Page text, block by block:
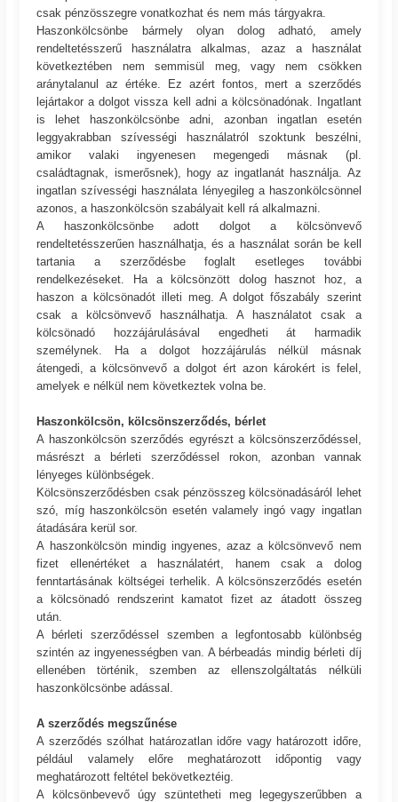
csak pénzösszegre vonatkozhat és nem más tárgyakra.
Haszonkölcsönbe bármely olyan dolog adható, amely
rendeltetésszerű használatra alkalmas, azaz a használat
következtében nem semmisül meg, vagy nem csökken
aránytalanul az értéke. Ez azért fontos, mert a szerződés
lejártakor a dolgot vissza kell adni a kölcsönadónak. Ingatlant
is lehet haszonkölcsönbe adni, azonban ingatlan esetén
leggyakrabban szívességi használatról szoktunk beszélni,
amikor valaki ingyenesen megengedi másnak (pl.
családtagnak, ismerősnek), hogy az ingatlanát használja. Az
ingatlan szívességi használata lényegileg a haszonkölcsönnel
azonos, a haszonkölcsön szabályait kell rá alkalmazni.
A haszonkölcsönbe adott dolgot a kölcsönvevő
rendeltetésszerűen használhatja, és a használat során be kell
tartania a szerződésbe foglalt esetleges további
rendelkezéseket. Ha a kölcsönzött dolog hasznot hoz, a
haszon a kölcsönadót illeti meg. A dolgot főszabály szerint
csak a kölcsönvevő használhatja. A használatot csak a
kölcsönadó hozzájárulásával engedheti át harmadik
személynek. Ha a dolgot hozzájárulás nélkül másnak
átengedi, a kölcsönvevő a dolgot ért azon károkért is felel,
amelyek e nélkül nem következtek volna be.
Haszonkölcsön, kölcsönszerződés, bérlet
A haszonkölcsön szerződés egyrészt a kölcsönszerződéssel,
másrészt a bérleti szerződéssel rokon, azonban vannak
lényeges különbségek.
Kölcsönszerződésben csak pénzösszeg kölcsönadásáról lehet
szó, míg haszonkölcsön esetén valamely ingó vagy ingatlan
átadására kerül sor.
A haszonkölcsön mindig ingyenes, azaz a kölcsönvevő nem
fizet ellenértéket a használatért, hanem csak a dolog
fenntartásának költségei terhelik. A kölcsönszerződés esetén
a kölcsönadó rendszerint kamatot fizet az átadott összeg
után.
A bérleti szerződéssel szemben a legfontosabb különbség
szintén az ingyenességben van. A bérbeadás mindig bérleti díj
ellenében történik, szemben az ellenszolgáltatás nélküli
haszonkölcsönbe adással.
A szerződés megszűnése
A szerződés szólhat határozatlan időre vagy határozott időre,
például valamely előre meghatározott időpontig vagy
meghatározott feltétel bekövetkeztéig.
A kölcsönbevevő úgy szüntetheti meg legegyszerűbben a